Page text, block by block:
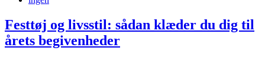
Festtøj og livsstil: sådan klæder du dig til
årets begivenheder